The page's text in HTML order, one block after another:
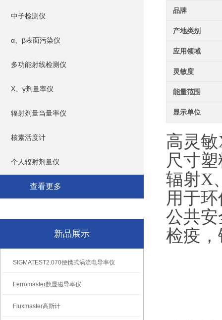
中子检测仪
α、β表面污染仪
多功能射线检测仪
X、γ剂量率仪
辐射剂量当量率仪
核素活度计
个人辐射剂量仪
查看更多
新品展示
SIGMATEST2.070便携式涡流电导率仪
Ferromaster数显磁导率仪
Fluxmaster高斯计
品牌
产地类别
应用领域
灵敏度
能量范围
显示单位
高灵
尺寸
辐射X
用于
公共
检疫